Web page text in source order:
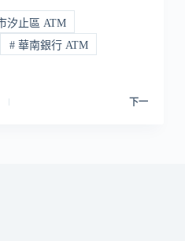
汐止區 ATM
#華南銀行 ATM
下一